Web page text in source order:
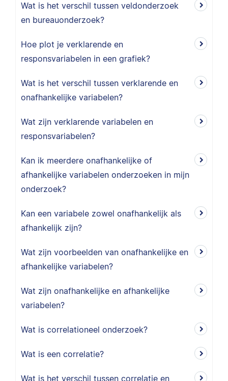
Wat is het verschil tussen veldonderzoek
en bureauonderzoek?
Hoe plot je verklarende en
responsvariabelen in een grafiek?
Wat is het verschil tussen verklarende en
onafhankelijke variabelen?
Wat zijn verklarende variabelen en
responsvariabelen?
Kan ik meerdere onafhankelijke of
afhankelijke variabelen onderzoeken in mijn
onderzoek?
Kan een variabele zowel onafhankelijk als
afhankelijk zijn?
Wat zijn voorbeelden van onafhankelijke en
afhankelijke variabelen?
Wat zijn onafhankelijke en afhankelijke
variabelen?
Wat is correlationeel onderzoek?
Wat is een correlatie?
Wat is het verschil tussen correlatie en